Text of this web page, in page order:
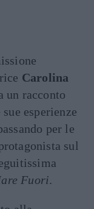
Carolina
un racconto
esperienze
per le
sul
Fuori.